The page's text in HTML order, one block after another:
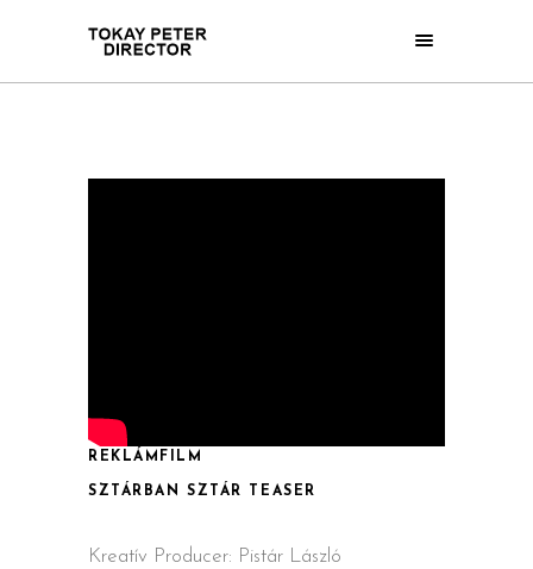
REKLÁMFILM
SZTÁRBAN SZTÁR TEASER
Kreatív Producer: Pistár László